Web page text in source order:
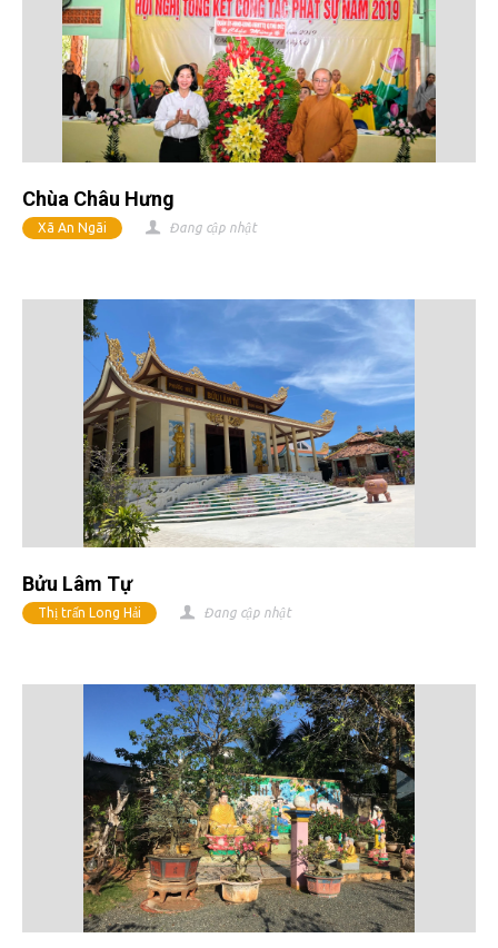
Chùa Châu Hưng
Xã An Ngãi Đang cập nhật
Bửu Lâm Tự
Thị trấn Long Hải Đang cập nhật